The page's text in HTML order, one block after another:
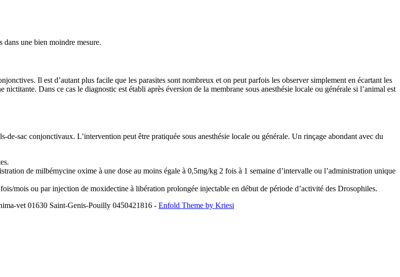
dans une bien moindre mesure.
Il est d’autant plus facile que les parasites sont nombreux et on peut parfois les observer simplement en écartant les
Dans ce cas le diagnostic est établi après éversion de la membrane sous anesthésie locale ou générale si l’animal est
de-sac conjonctivaux. L’intervention peut être pratiquée sous anesthésie locale ou générale. Un rinçage abondant avec du
de milbémycine oxime à une dose au moins égale à 0,5mg/kg 2 fois à 1 semaine d’intervalle ou l’administration unique
mois ou par injection de moxidectine à libération prolongée injectable en début de période d’activité des Drosophiles.
vet 01630 Saint-Genis-Pouilly 0450421816 - Enfold Theme by Kriesi